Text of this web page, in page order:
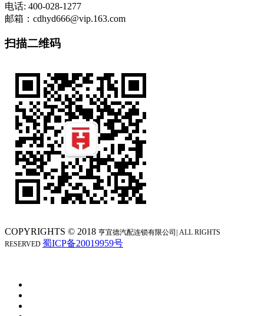
电话: 400-028-1277
邮箱：cdhyd666@vip.163.com
扫描二维码
COPYRIGHTS © 2018 亨宜德汽配连锁有限公司| ALL RIGHTS
RESERVED 蜀ICP备20019959号